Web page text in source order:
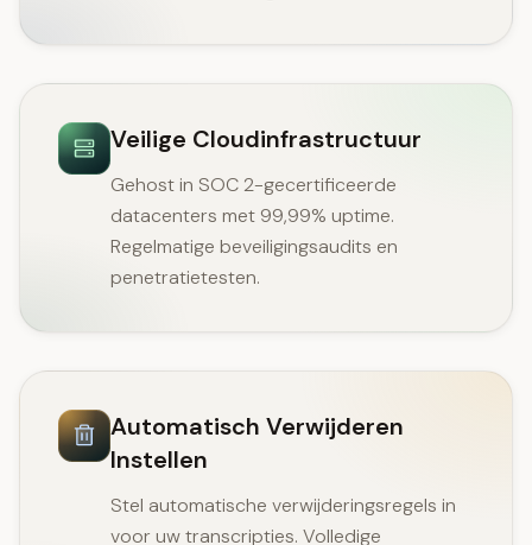
Veilige Cloudinfrastructuur
Gehost in SOC 2-gecertificeerde
datacenters met 99,99% uptime.
Regelmatige beveiligingsaudits en
penetratietesten.
Automatisch Verwijderen
Instellen
Stel automatische verwijderingsregels in
voor uw transcripties. Volledige